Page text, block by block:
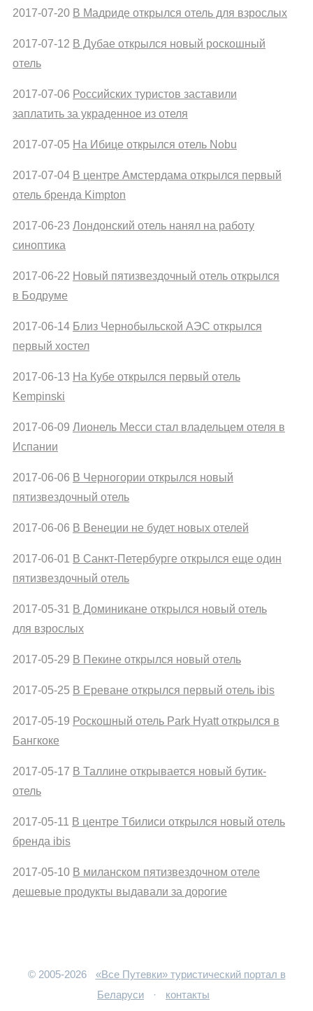
2017-07-20 В Мадриде открылся отель для взрослых
2017-07-12 В Дубае открылся новый роскошный
отель
2017-07-06 Российских туристов заставили
заплатить за украденное из отеля
2017-07-05 На Ибице открылся отель Nobu
2017-07-04 В центре Амстердама открылся первый
отель бренда Kimpton
2017-06-23 Лондонский отель нанял на работу
синоптика
2017-06-22 Новый пятизвездочный отель открылся
в Бодруме
2017-06-14 Близ Чернобыльской АЭС открылся
первый хостел
2017-06-13 На Кубе открылся первый отель
Kempinski
2017-06-09 Лионель Месси стал владельцем отеля в
Испании
2017-06-06 В Черногории открылся новый
пятизвездочный отель
2017-06-06 В Венеции не будет новых отелей
2017-06-01 В Санкт-Петербурге открылся еще один
пятизвездочный отель
2017-05-31 В Доминикане открылся новый отель
для взрослых
2017-05-29 В Пекине открылся новый отель
2017-05-25 В Ереване открылся первый отель ibis
2017-05-19 Роскошный отель Park Hyatt открылся в
Бангкоке
2017-05-17 В Таллине открывается новый бутик-
отель
2017-05-11 В центре Тбилиси открылся новый отель
бренда ibis
2017-05-10 В миланском пятизвездочном отеле
дешевые продукты выдавали за дорогие
© 2005-2026
«Все Путевки» туристический портал в
Беларуси
·
контакты